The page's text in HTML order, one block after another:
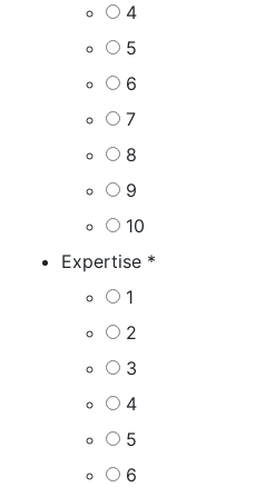
4
5
6
7
8
9
10
Expertise *
1
2
3
4
5
6